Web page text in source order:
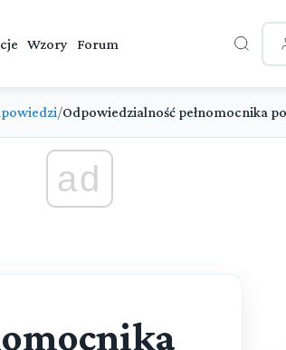
Wzory Forum
/Odpowiedzialność pełnomocnika
ad